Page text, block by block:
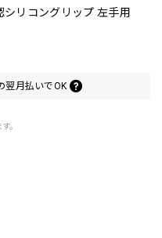
シリコングリップ 左手用
翌月払いでOK
。